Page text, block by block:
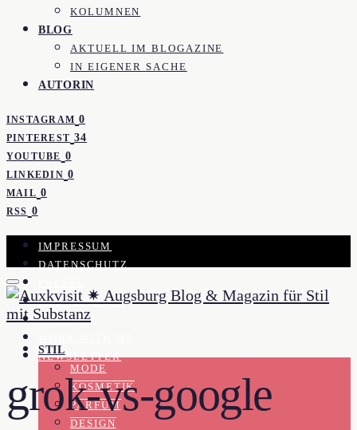
KOLUMNEN
BLOG
AKTUELL IM BLOGAZINE
IN EIGENER SACHE
AUTORIN
INSTAGRAM 0
PINTEREST 34
YOUTUBE 0
LINKEDIN 0
MAIL 0
RSS 0
IMPRESSUM
DATENSCHUTZ
KOOPERATION
KONTAKT
NEWSLETTER
STIL
MODE
KOSMETIK
PARFUM
DESIGN
grok-vs-google